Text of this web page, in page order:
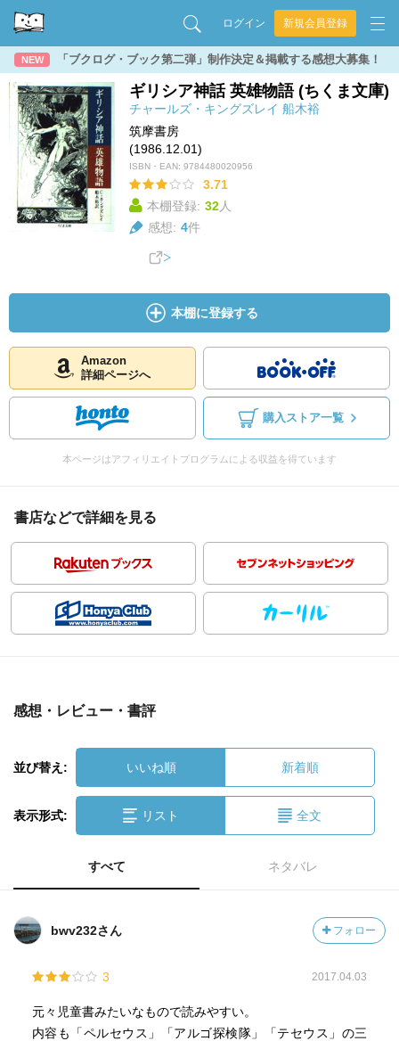
ログイン 新規会員登録
NEW 「ブクログ・ブック第二弾」制作決定＆掲載する感想大募集！
ギリシア神話 英雄物語 (ちくま文庫)
チャールズ・キングズレイ 船木裕
筑摩書房
(1986.12.01)
ISBN・EAN: 9784480020956
3.71
本棚登録: 32人
感想: 4件
本棚に登録する
Amazon
詳細ページへ
購入ストア一覧
本ページはアフィリエイトプログラムによる収益を得ています
書店などで詳細を見る
感想・レビュー・書評
並び替え: いいね順 新着順
表示形式: リスト 全文
すべて ネタバレ
bwv232さん フォロー
3 2017.04.03
元々児童書みたいなもので読みやすい。
内容も「ペルセウス」「アルゴ探検隊」「テセウス」の三